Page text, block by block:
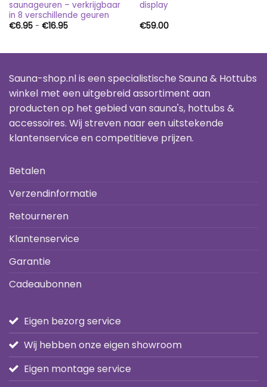
saunageuren – verkrijgbaar
in 8 verschillende geuren
€6.95 - €16.95Prijsklasse:
display
€59.00
Sauna-shop.nl is een specialistische Sauna & Hottubs
winkel met een uitgebreid assortiment aan
producten op het gebied van sauna's, hottubs &
accessoires. Wij streven naar een uitstekende
klantenservice en competitieve prijzen.
Betalen
Verzendinformatie
Retourneren
Klantenservice
Garantie
Cadeaubonnen
Eigen bezorg service
Wij hebben onze eigen showroom
Eigen montage service